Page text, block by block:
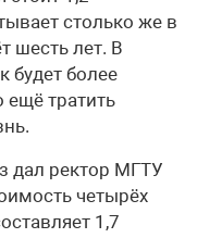
столько же в
шесть лет. В
будет более
тратить
дал ректор МГТУ
четырёх
1,7